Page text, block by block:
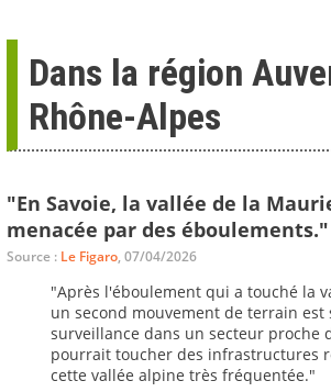
Dans la région
Rhône-Alpes
"En Savoie, la vallée de la
menacée par des éboulements."
Source : Le Figaro, 07/04/2026
"Après l'éboulement qui a touché la
un second mouvement de terrain est
surveillance dans un secteur proche
pourrait toucher des infrastructures
cette vallée alpine très fréquentée."